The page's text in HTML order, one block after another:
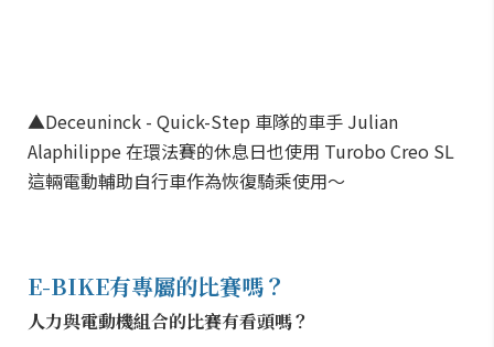
▲Deceuninck - Quick-Step 車隊的車手 Julian
Alaphilippe 在環法賽的休息日也使用 Turobo Creo SL
這輛電動輔助自行車作為恢復騎乘使用～
E-BIKE有專屬的比賽嗎？
人力與電動機組合的比賽有看頭嗎？